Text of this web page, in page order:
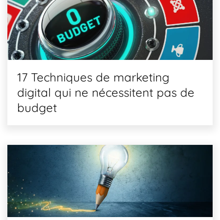
17 Techniques de marketing
digital qui ne nécessitent pas de
budget